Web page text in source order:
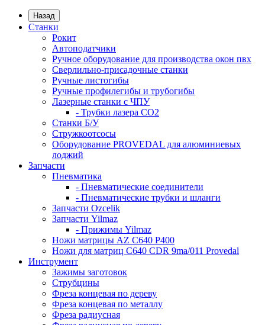
Назад
Станки
Рокит
Автоподатчики
Ручное оборудование для производства окон пвх
Сверлильно-присадочные станки
Ручные листогибы
Ручные профилегибы и трубогибы
Лазерные станки с ЧПУ
- Трубки лазера CO2
Станки Б/У
Стружкоотсосы
Оборудование PROVEDAL для алюминиевых
лоджий
Запчасти
Пневматика
- Пневматические соединители
- Пневматические трубки и шланги
Запчасти Ozcelik
Запчасти Yilmaz
- Прижимы Yilmaz
Ножи матрицы AZ C640 P400
Ножи для матриц C640 CDR 9ma/011 Provedal
Инструмент
Зажимы заготовок
Струбцины
Фреза концевая по дереву
Фреза концевая по металлу
Фреза радиусная